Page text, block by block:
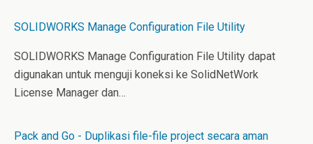
SOLIDWORKS Manage Configuration File Utility
SOLIDWORKS Manage Configuration File Utility dapat
digunakan untuk menguji koneksi ke SolidNetWork
License Manager dan…
Pack and Go - Duplikasi file-file project secara aman